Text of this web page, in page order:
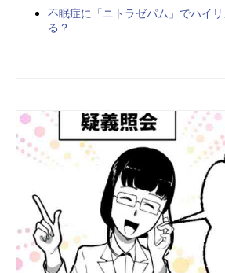
不眠症に「ニトラゼパム」でハイ
る？